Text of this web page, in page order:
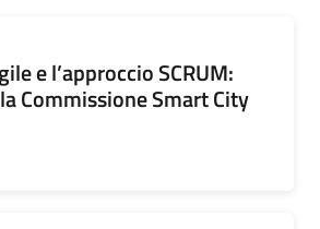
PROFESSIONALE
e l’approccio SCRUM:
Commissione Smart City